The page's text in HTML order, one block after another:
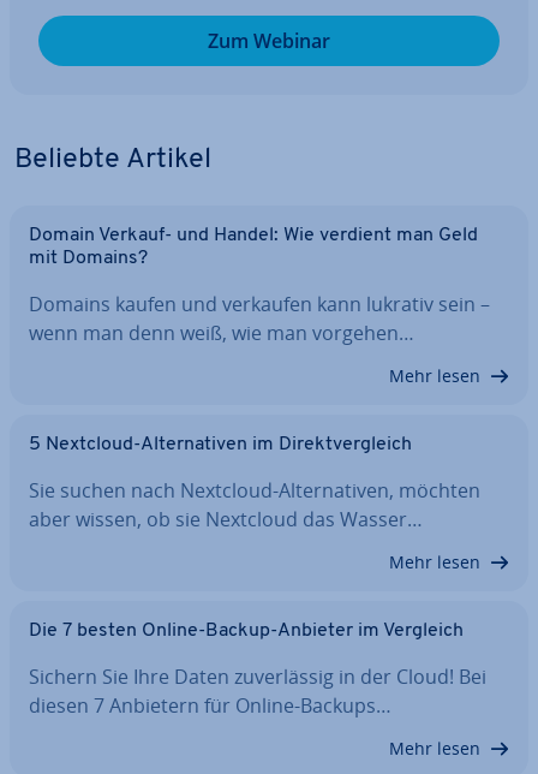
Zum Webinar
Beliebte Artikel
Domain Verkauf- und Handel: Wie verdient man Geld
mit Domains?
Domains kaufen und verkaufen kann lukrativ sein –
wenn man denn weiß, wie man vorgehen…
Mehr lesen
5 Nextcloud-Al­ter­na­ti­ven im Di­rekt­ver­gleich
Sie suchen nach Nextcloud-Al­ter­na­ti­ven, möchten
aber wissen, ob sie Nextcloud das Wasser…
Mehr lesen
Die 7 besten Online-Backup-Anbieter im Vergleich
Sichern Sie Ihre Daten zu­ver­läs­sig in der Cloud! Bei
diesen 7 Anbietern für Online-Backups…
Mehr lesen